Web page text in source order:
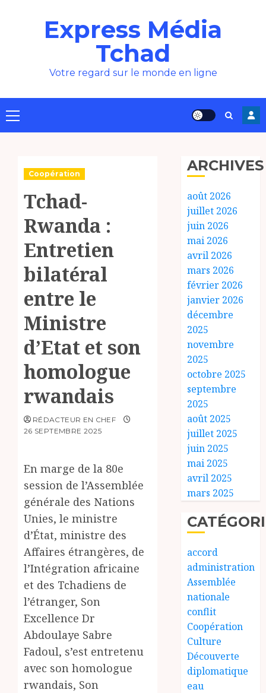
Express Média
Tchad
Votre regard sur le monde en ligne
Menu
principal
Coopération
Tchad-
Rwanda :
Entretien
bilatéral
entre le
Ministre
d’Etat et son
homologue
rwandais
RÉDACTEUR EN CHEF
26 SEPTEMBRE 2025
En marge de la 80e
session de l’Assemblée
générale des Nations
Unies, le ministre
d’État, ministre des
Affaires étrangères, de
l’Intégration africaine
et des Tchadiens de
l’étranger, Son
Excellence Dr
Abdoulaye Sabre
Fadoul, s’est entretenu
avec son homologue
rwandais, Son
ARCHIVES
août 2026
juillet 2026
juin 2026
mai 2026
avril 2026
mars 2026
février 2026
janvier 2026
décembre
2025
novembre
2025
octobre 2025
septembre
2025
août 2025
juillet 2025
juin 2025
mai 2025
avril 2025
mars 2025
accord
administration
Assemblée
nationale
conflit
Coopération
Culture
Découverte
diplomatique
eau